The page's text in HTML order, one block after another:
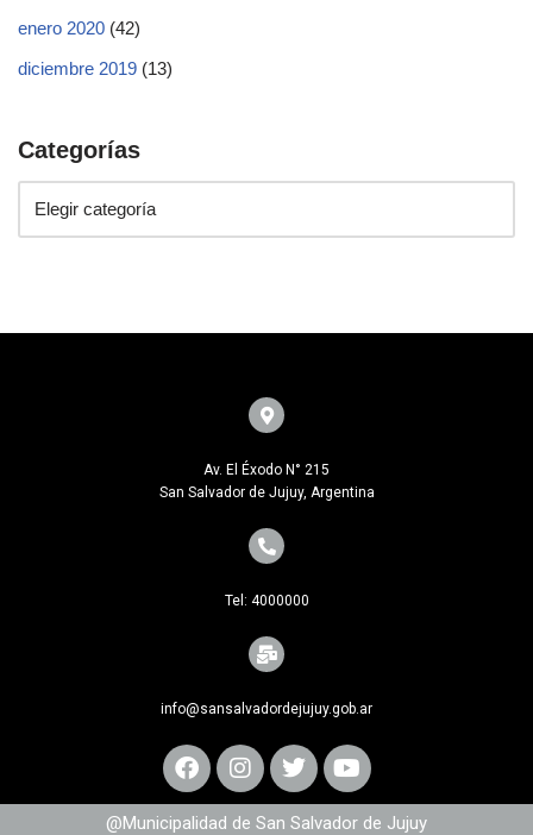
enero 2020 (42)
diciembre 2019 (13)
Categorías
Av. El Éxodo N° 215
San Salvador de Jujuy, Argentina
Tel: 4000000
info@sansalvadordejujuy.gob.ar
@Municipalidad de San Salvador de Jujuy